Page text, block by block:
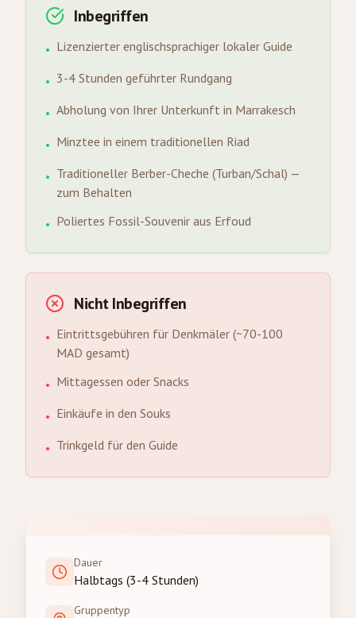
Inbegriffen
• Lizenzierter englischsprachiger lokaler Guide
• 3-4 Stunden geführter Rundgang
• Abholung von Ihrer Unterkunft in Marrakesch
• Minztee in einem traditionellen Riad
• Traditioneller Berber-Cheche (Turban/Schal) —
zum Behalten
• Poliertes Fossil-Souvenir aus Erfoud
Nicht Inbegriffen
• Eintrittsgebühren für Denkmäler (~70-100
MAD gesamt)
• Mittagessen oder Snacks
• Einkäufe in den Souks
• Trinkgeld für den Guide
Dauer
Halbtags (3-4 Stunden)
Gruppentyp